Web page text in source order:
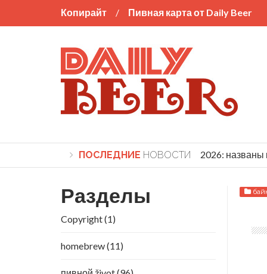
Копирайт Пивная карта от Daily Beer
ПОСЛЕДНИЕ НОВОСТИ
World Beer Cup 2026: названы
Разделы
Copyright(1)
homebrew(11)